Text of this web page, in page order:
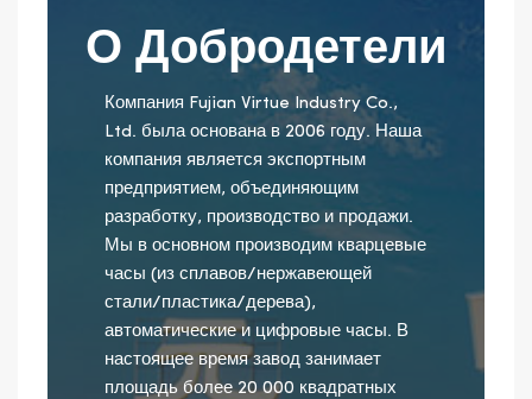
О Добродетели
Компания Fujian Virtue Industry Co.,
Ltd. была основана в 2006 году. Наша
компания является экспортным
предприятием, объединяющим
разработку, производство и продажи.
Мы в основном производим кварцевые
часы (из сплавов/нержавеющей
стали/пластика/дерева),
автоматические и цифровые часы. В
настоящее время завод занимает
площадь более 20 000 квадратных